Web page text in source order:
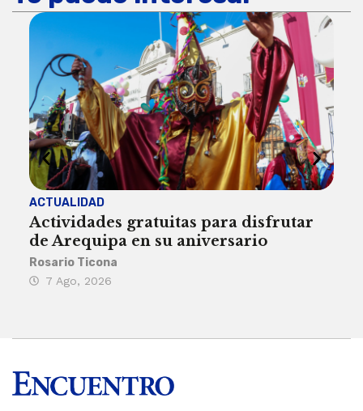
ACTUALIDAD
Actividades gratuitas para disfrutar
de Arequipa en su aniversario
Rosario Ticona
7 Ago, 2026